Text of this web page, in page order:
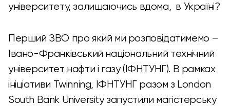
університету, залишаючись вдома, в Україні?
Перший ЗВО про який ми розповідатимемо –
Івано-Франківський національний технічний
університет нафти і газу (ІФНТУНГ). В рамках
ініціативи Twinning, ІФНТУНГ разом з London
South Bank University запустили магістерську